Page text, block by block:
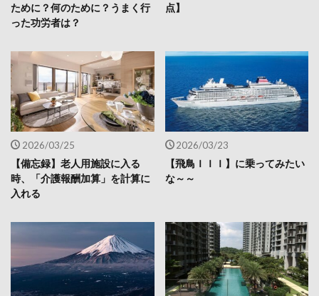
ために？何のために？うまく行
った功労者は？
点】
2026/03/25
【備忘録】老人用施設に入る
時、「介護報酬加算」を計算に
入れる
2026/03/23
【飛鳥ＩＩＩ】に乗ってみたい
な～～